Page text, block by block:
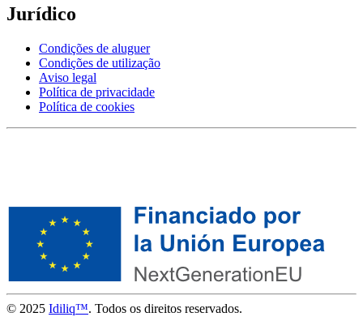
Jurídico
Condições de aluguer
Condições de utilização
Aviso legal
Política de privacidade
Política de cookies
© 2025 Idiliq™. Todos os direitos reservados.